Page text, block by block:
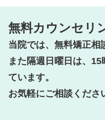
無料カウンセリ
当院では、無料矯正相
また隔週日曜日は、
ています。
お気軽にご相談くださ